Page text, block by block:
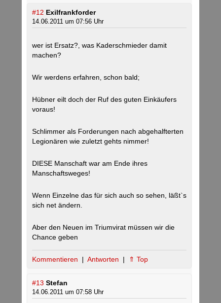
#12 Exilfrankforder
14.06.2011 um 07:56 Uhr
wer ist Ersatz?, was Kaderschmieder damit
machen?
Wir werdens erfahren, schon bald;
Hübner eilt doch der Ruf des guten Einkäufers
voraus!
Schlimmer als Forderungen nach abgehalfterten
Legionären wie zuletzt gehts nimmer!
DIESE Manschaft war am Ende ihres
Manschaftsweges!
Wenn Einzelne das für sich auch so sehen, läßt`s
sich net ändern.
Aber den Neuen im Triumvirat müssen wir die
Chance geben
Kommentieren | Antworten | ⇑ Top
#13 Stefan
14.06.2011 um 07:58 Uhr